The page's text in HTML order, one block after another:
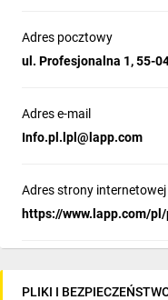
Adres pocztowy
ul. Profesjonalna 1, 55-
Adres e-mail
Info.pl.lpl@lapp.com
Adres strony internetowej
https://www.lapp.com/
PLIKI I